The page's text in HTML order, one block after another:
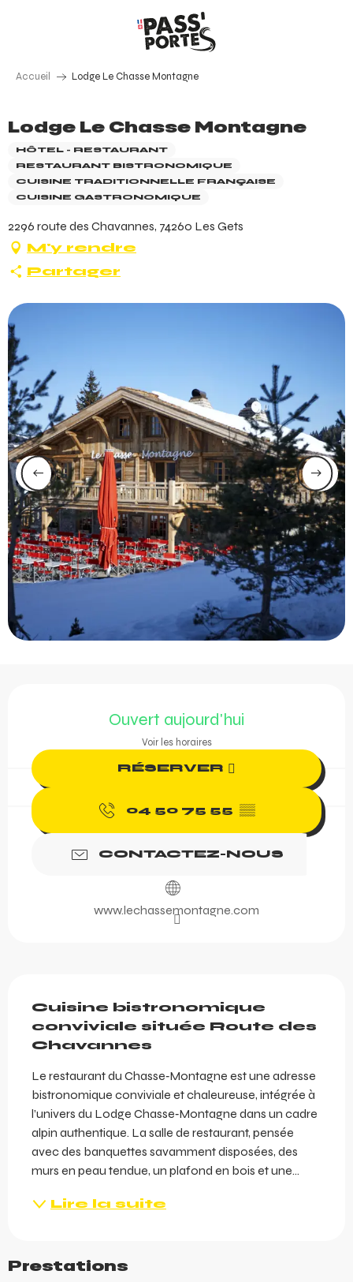
Accueil Lodge Le Chasse Montagne
Lodge Le Chasse Montagne
HÔTEL - RESTAURANT
RESTAURANT BISTRONOMIQUE
CUISINE TRADITIONNELLE FRANÇAISE
CUISINE GASTRONOMIQUE
2296 route des Chavannes, 74260 Les Gets
M'y rendre
Partager
Ouvert aujourd'hui
Voir les horaires
RÉSERVER
04 50 75 55 ▒▒
CONTACTEZ-NOUS
www.lechassemontagne.com
Cuisine bistronomique
conviviale située Route des
Chavannes
Le restaurant du Chasse‑Montagne est une adresse
bistronomique conviviale et chaleureuse, intégrée à
l’univers du Lodge Chasse‑Montagne dans un cadre
alpin authentique. La salle de restaurant, pensée
avec des banquettes savamment disposées, des
murs en peau tendue, un plafond en bois et une...
Lire la suite
Prestations